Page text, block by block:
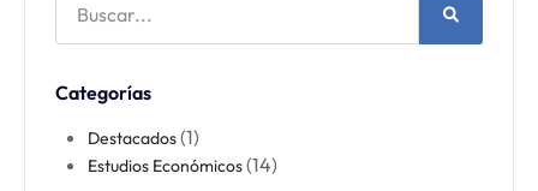
Categorías
Destacados(1)
Estudios Económicos(14)